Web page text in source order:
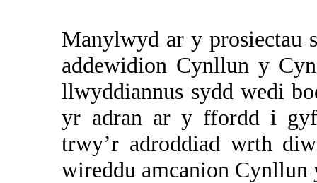
Manylwyd ar y prosiectau
addewidion Cynllun y
llwyddiannus sydd wedi
yr adran ar y ffordd i
trwy’r adroddiad wrth
wireddu amcanion Cynllun